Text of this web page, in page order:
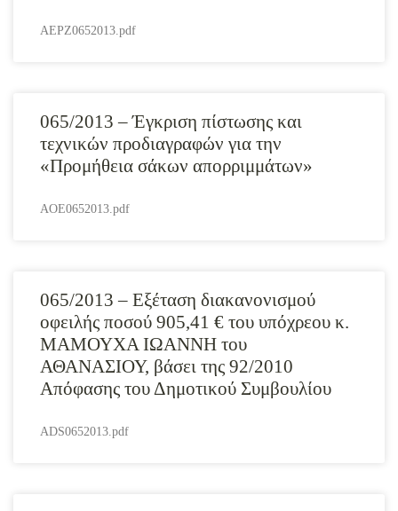
AEPZ0652013.pdf
065/2013 – Έγκριση πίστωσης και
τεχνικών προδιαγραφών για την
«Προμήθεια σάκων απορριμμάτων»
AOE0652013.pdf
065/2013 – Εξέταση διακανονισμού
οφειλής ποσού 905,41 € του υπόχρεου κ.
ΜΑΜΟΥΧΑ ΙΩΑΝΝΗ του
ΑΘΑΝΑΣΙΟΥ, βάσει της 92/2010
Απόφασης του Δημοτικού Συμβουλίου
ADS0652013.pdf